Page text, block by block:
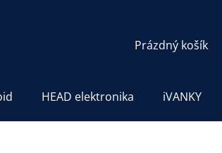
NÁKUPNÍ
Prázdný košík
HEAD elektronika iVANKY